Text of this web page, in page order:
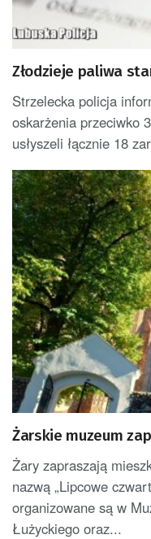
Złodzieje paliwa
Strzelecka policja
oskarżenia przeciwko
usłyszeli łącznie 18
Żarskie muzeum
Żary zapraszają
nazwą „Lipcowe
organizowane są w
Łużyckiego oraz...